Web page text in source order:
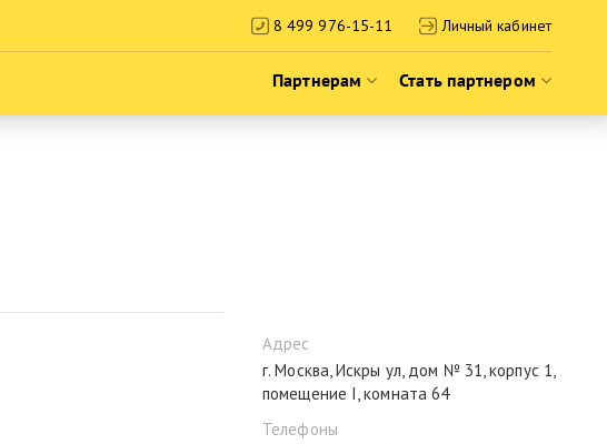
8 499 976-15-11 Личный кабинет
Партнерам Стать партнером
Адрес
г. Москва, Искры ул, дом № 31, корпус 1,
помещение I, комната 64
Телефоны